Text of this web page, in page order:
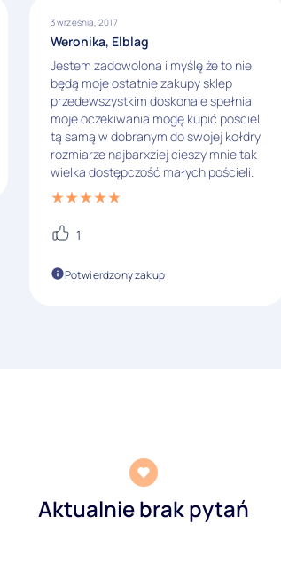
3 września, 2017
Weronika, Elblag
Jestem zadowolona i myślę że to nie
będą moje ostatnie zakupy sklep
przedewszystkim doskonale spełnia
moje oczekiwania mogę kupić pościel
tą samą w dobranym do swojej kołdry
rozmiarze najbarxziej cieszy mnie tak
wielka dostępczość małych pościeli.
1
Potwierdzony zakup
Aktualnie brak pytań